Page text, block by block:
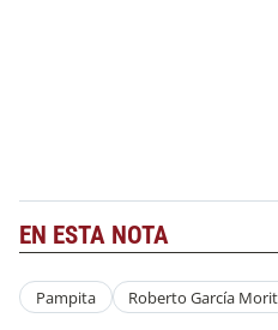
EN ESTA NOTA
Pampita Roberto García